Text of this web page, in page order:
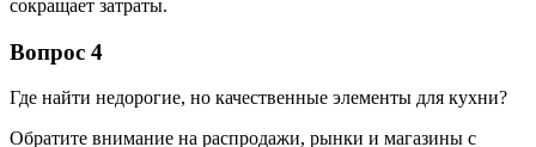
сокращает затраты.
Вопрос 4
Где найти недорогие, но качественные элементы для кухни?
Обратите внимание на распродажи, рынки и магазины с